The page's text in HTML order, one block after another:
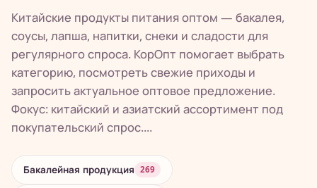
Китайские продукты питания оптом — бакалея,
соусы, лапша, напитки, снеки и сладости для
регулярного спроса. КорОпт помогает выбрать
категорию, посмотреть свежие приходы и
запросить актуальное оптовое предложение.
Фокус: китайский и азиатский ассортимент под
покупательский спрос....
Бакалейная продукция 269